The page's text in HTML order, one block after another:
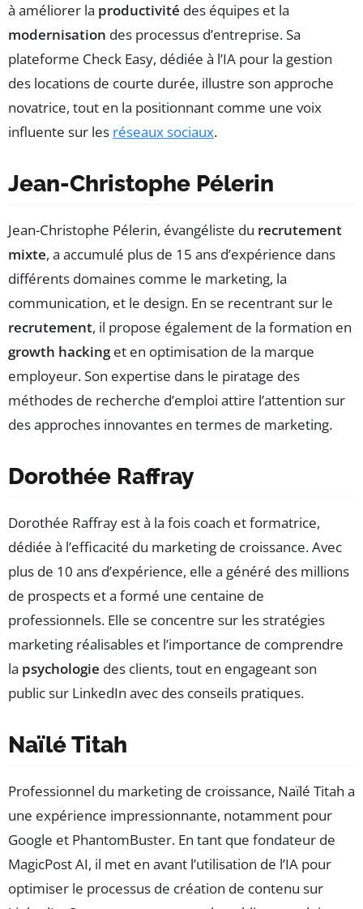
à améliorer la productivité des équipes et la
modernisation des processus d’entreprise. Sa
plateforme Check Easy, dédiée à l’IA pour la gestion
des locations de courte durée, illustre son approche
novatrice, tout en la positionnant comme une voix
influente sur les réseaux sociaux.
Jean-Christophe Pélerin
Jean-Christophe Pélerin, évangéliste du recrutement
mixte, a accumulé plus de 15 ans d’expérience dans
différents domaines comme le marketing, la
communication, et le design. En se recentrant sur le
recrutement, il propose également de la formation en
growth hackinget en optimisation de la marque
employeur. Son expertise dans le piratage des
méthodes de recherche d’emploi attire l’attention sur
des approches innovantes en termes de marketing.
Dorothée Raffray
Dorothée Raffray est à la fois coach et formatrice,
dédiée à l’efficacité du marketing de croissance. Avec
plus de 10 ans d’expérience, elle a généré des millions
de prospects et a formé une centaine de
professionnels. Elle se concentre sur les stratégies
marketing réalisables et l’importance de comprendre
la psychologie des clients, tout en engageant son
public sur LinkedIn avec des conseils pratiques.
Naïlé Titah
Professionnel du marketing de croissance, Naïlé Titah a
une expérience impressionnante, notamment pour
Google et PhantomBuster. En tant que fondateur de
MagicPost AI, il met en avant l’utilisation de l’IA pour
optimiser le processus de création de contenu sur